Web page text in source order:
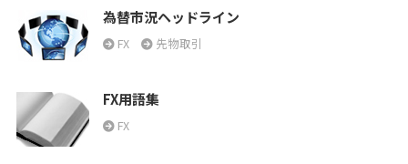
為替市況ヘッドライン
FX 先物取引
FX用語集
FX